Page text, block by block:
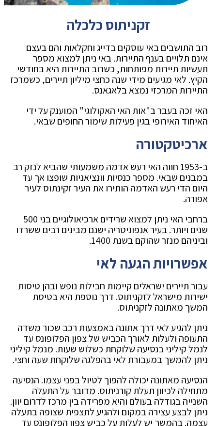
זקניתוס כלכלה
רוב התושבים באי עוסקים בדייג וחקלאות והם בעצם
אינם תלויים בענף התיירות. באי ניתן למצוא מספר
תעשיות תיירות מפותחות, כשרוב התיירות היא בחודשי
הקיץ. לאי מגיעים מידי שנה כחצי מיליון תיירים, כשמרכז
התיירות המרכזי נמצא בלאגאנס.
האי זכה בעבר ב"אות האי האקולוגי" המוענק על ידי
האיחוד האירופי בגין פעילות שימור החופים שבאי.
ארכיטקטורה
ב-1953 חווה האי רעש אדמה משמעותי שהביא לנזק רב
במבנים שבאי. מספר כנסיות וונציאניות שופצו אך עד
היום הדי רעש האדמה הותירו את העיר זקינתוס לעיר
אפורה.
ברחבי האי ניתן למצוא שרידים ארכיאולוגיים בני 500
שנים ויותר. בעיר אנפוניטריה ישנם מבינים רבים ששרדו
וביניהם מנזר שהוקם בשנת 1400.
אפשרויות הגעה לאי
עבור תיירים ישראלים קיימות חבילות נופש ובהן טיסות
ישירות מישראל לזקניתוס. דרך נוספת היא בטיסת
המשך מאתונה לזקניתוס.
ניתן להגיע לאי דרך אתונה באמצעות רכב שכור משדה
התעופה ולעלות לאורך הכביש של צפון הפלופונס עד
לנמל קיליני בנסיעה שלוקחת כשלוש שעות. מנמל קיליני
ניתן להמשך במעבורת לאי בהפלגה שלוקחת שעה וחצי.
הנסיעה מאתונה יכולה להפוך לטיול בפני עצמו. הנסיעה
מתחילה לכיוון תעלת קורניתוס. מדובר על התעלה
השנייה בגודלה בעולם והיא מפרידה בין מרכז לדרום יוון.
ניתן לבצע עצירה במקום ולהגיע לתצפית שצופה בתעלה
עצמה. בהמשך יש לעלות על כביש צפון הפלופונס עד